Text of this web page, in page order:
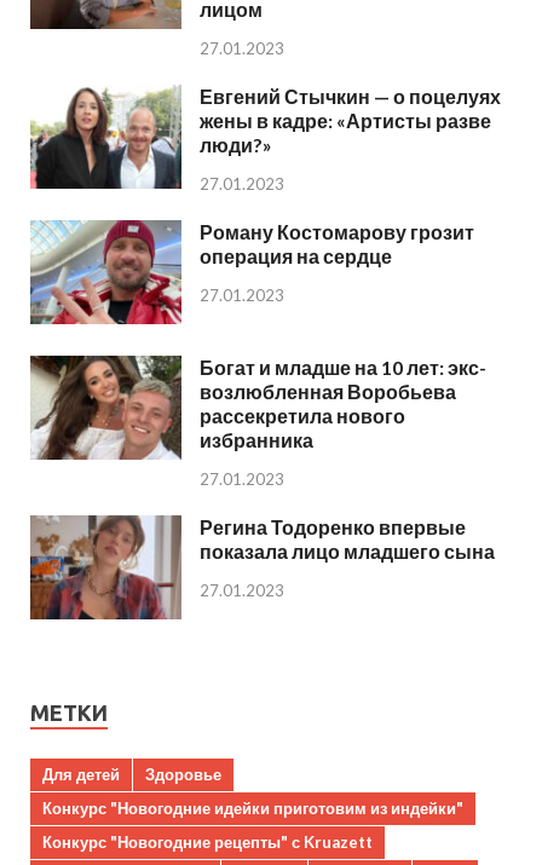
лицом
27.01.2023
Евгений Стычкин — о поцелуях
жены в кадре: «Артисты разве
люди?»
27.01.2023
Роману Костомарову грозит
операция на сердце
27.01.2023
Богат и младше на 10 лет: экс-
возлюбленная Воробьева
рассекретила нового
избранника
27.01.2023
Регина Тодоренко впервые
показала лицо младшего сына
27.01.2023
МЕТКИ
Для детей
Здоровье
Конкурс "Новогодние идейки приготовим из индейки"
Конкурс "Новогодние рецепты" с Kruazett